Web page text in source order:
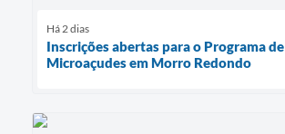
Há 2 dias
Inscrições abertas para o Programa de
Microaçudes em Morro Redondo